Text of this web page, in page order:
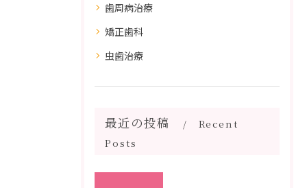
歯周病治療
矯正歯科
虫歯治療
最近の投稿
Recent
Posts